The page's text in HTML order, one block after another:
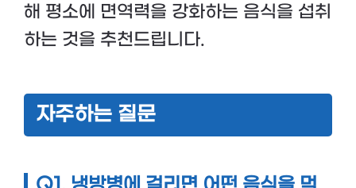
해 평소에 면역력을 강화하는 음식을 섭취
하는 것을 추천드립니다.
자주하는 질문